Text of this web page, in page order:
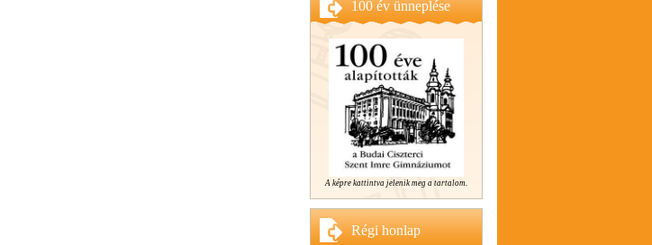
100 év ünneplése
A képre kattintva jelenik meg a tartalom.
Régi honlap